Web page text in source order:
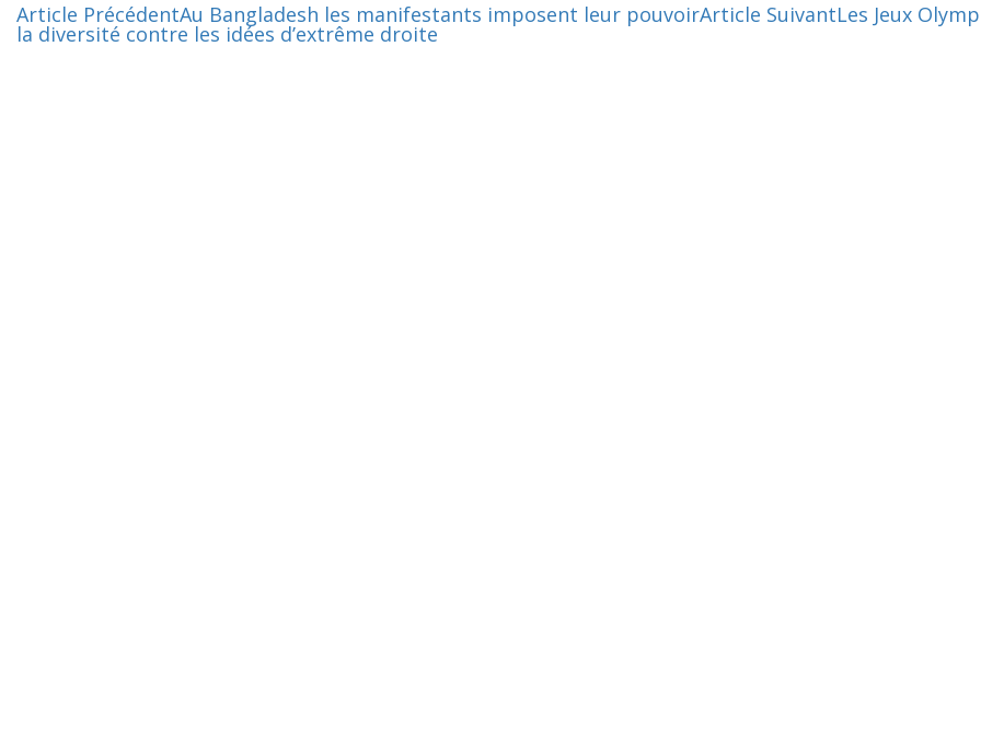
Article PrécédentAu Bangladesh les manifestants imposent leur pouvoirArticle SuivantLes Jeux
la diversité contre les idées d’extrême droite